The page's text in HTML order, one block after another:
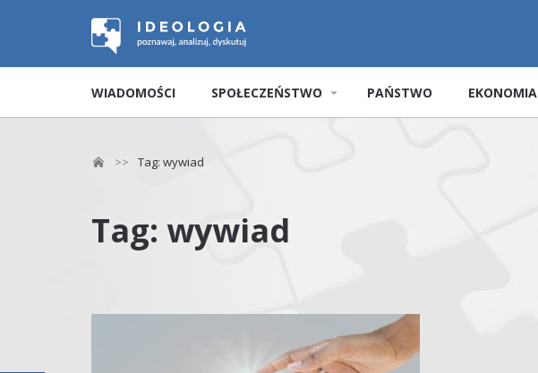
WIADOMOŚCI SPOŁECZEŃSTWO PAŃSTWO EKONOMIA
>> Tag: wywiad
Tag: wywiad